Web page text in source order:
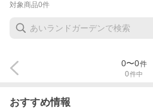
対象商品0件
0件中
0〜0件
おすすめ情報